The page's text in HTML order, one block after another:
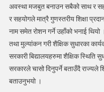
अवस्था मजबुत बनाउन सबैको साथ र
र सहयोगले मात्रै गुणस्तरीय शिक्षा प्रदान
नाम समेत रोशन गर्ने उहाँको भनाई
तथा मुल्यांकन गरी शैक्षिक सुधारका
सरकारी बिद्यालयहरुमा शैक्षिक स्थिति
सरकारले चासो दिनुपर्ने बताउँदै राज्यले
बताउनुभयो ।